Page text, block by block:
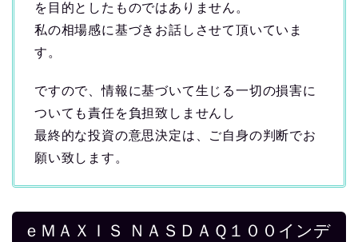
を目的としたものではありません。
私の相場感に基づきお話しさせて頂いていま
す。
ですので、情報に基づいて生じる一切の損害に
ついても責任を負担致しませんし
最終的な投資の意思決定は、ご自身の判断でお
願い致します。
ｅＭＡＸＩＳ ＮＡＳＤＡＱ１００インデ